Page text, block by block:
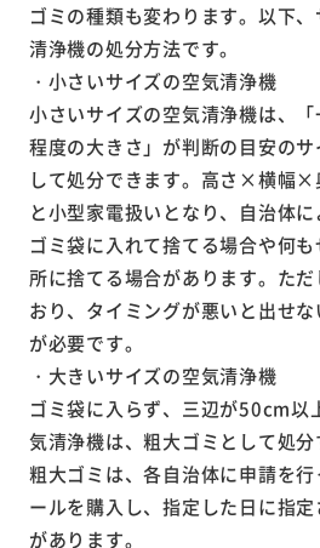
ゴミの種類も変わります。以下
清浄機の処分方法です。
・小さいサイズの空気清浄機
小さいサイズの空気清浄機は、
程度の大きさ」が判断の目安の
して処分できます。高さ×横幅
と小型家電扱いとなり、自治体
ゴミ袋に入れて捨てる場合や何
所に捨てる場合があります。た
おり、タイミングが悪いと出せ
が必要です。
・大きいサイズの空気清浄機
ゴミ袋に入らず、三辺が50cm以
気清浄機は、粗大ゴミとして処分
粗大ゴミは、各自治体に申請を
ールを購入し、指定した日に指
があります。